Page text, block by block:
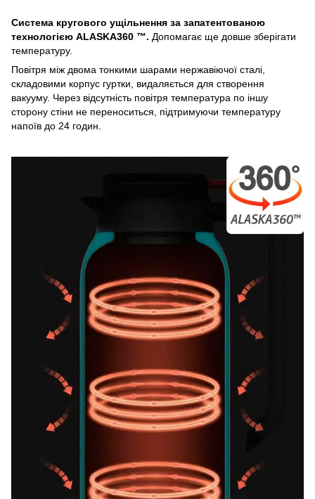
Система кругового ущільнення за запатентованою
технологією ALASKA360 ™. Допомагає ще довше зберігати
температуру.
Повітря між двома тонкими шарами нержавіючої сталі,
складовими корпус гуртки, видаляється для створення
вакууму. Через відсутність повітря температура по іншу
сторону стіни не переноситься, підтримуючи температуру
напоїв до 24 годин.